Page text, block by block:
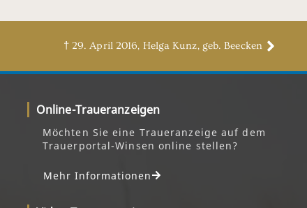
† 29. April 2016, Helga Kunz, geb. Beecken
Online-Traueranzeigen
Möchten Sie eine Traueranzeige auf dem
Trauerportal-Winsen online stellen?
Mehr Informationen